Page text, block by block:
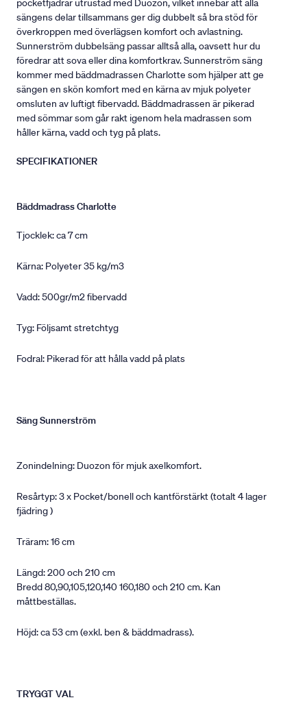
pocketfjädrar utrustad med Duozon, vilket innebär att alla
sängens delar tillsammans ger dig dubbelt så bra stöd för
överkroppen med överlägsen komfort och avlastning.
Sunnerström dubbelsäng passar alltså alla, oavsett hur du
föredrar att sova eller dina komfortkrav. Sunnerström säng
kommer med bäddmadrassen Charlotte som hjälper att ge
sängen en skön komfort med en kärna av mjuk polyeter
omsluten av luftigt fibervadd. Bäddmadrassen är pikerad
med sömmar som går rakt igenom hela madrassen som
håller kärna, vadd och tyg på plats.
SPECIFIKATIONER
Bäddmadrass Charlotte
Tjocklek: ca 7 cm
Kärna: Polyeter 35 kg/m3
Vadd: 500gr/m2 fibervadd
Tyg: Följsamt stretchtyg
Fodral: Pikerad för att hålla vadd på plats
Säng Sunnerström
Zonindelning: Duozon för mjuk axelkomfort.
Resårtyp: 3 x Pocket/bonell och kantförstärkt (totalt 4 lager
fjädring )
Träram: 16 cm
Längd: 200 och 210 cm
Bredd 80,90,105,120,140 160,180 och 210 cm. Kan
måttbeställas.
Höjd: ca 53 cm (exkl. ben & bäddmadrass).
TRYGGT VAL